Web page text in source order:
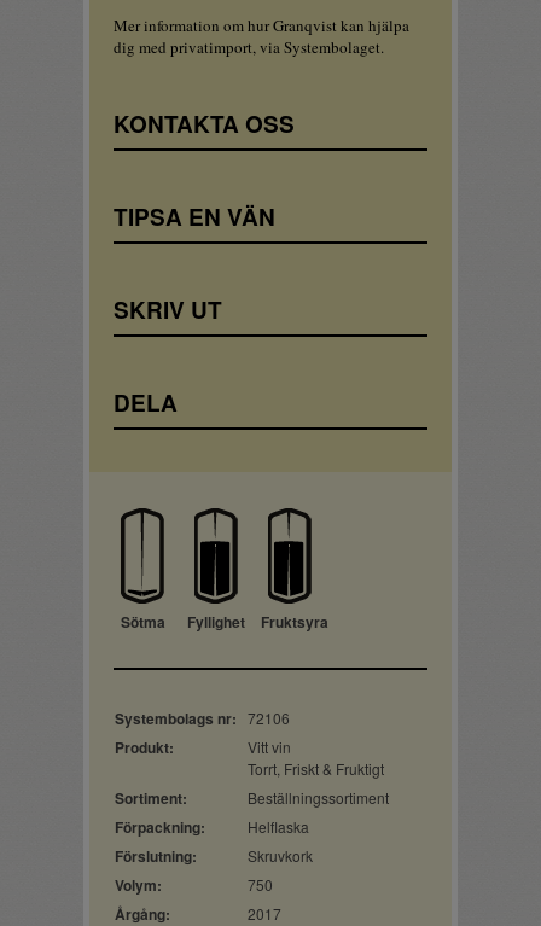
Mer information om hur Granqvist kan hjälpa
dig med privatimport, via Systembolaget.
KONTAKTA OSS
TIPSA EN VÄN
SKRIV UT
DELA
Sötma Fyllighet Fruktsyra
Systembolags nr: 72106
Produkt:
Vitt vin
Torrt, Friskt & Fruktigt
Sortiment: Beställningssortiment
Förpackning: Helflaska
Förslutning: Skruvkork
Volym: 750
Årgång: 2017